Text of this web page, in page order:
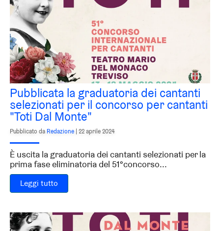
Pubblicata la graduatoria dei cantanti
selezionati per il concorso per cantanti
"Toti Dal Monte"
Pubblicato da Redazione | 22 aprile 2024
È uscita la graduatoria dei cantanti selezionati per la
prima fase eliminatoria del 51°concorso...
Leggi tutto